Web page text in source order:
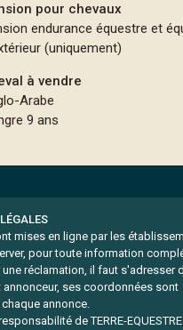
pour chevaux
endurance équestre et
(uniquement)
à vendre
Arabe
9 ans
mises en ligne par les
pour toute information
réclamation, il faut s'adresser
ses coordonnées sont
annonce.
de TERRE-